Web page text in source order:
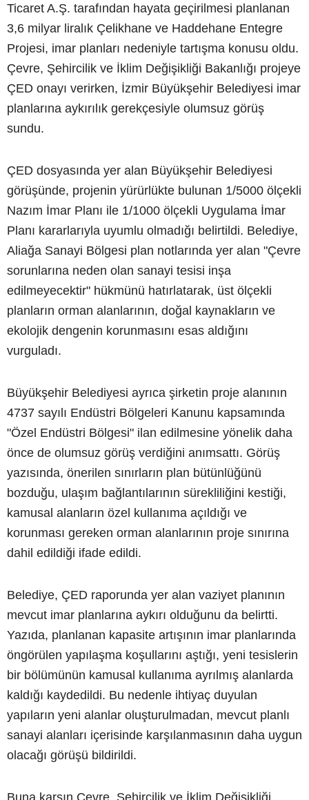
Ticaret A.Ş. tarafından hayata geçirilmesi planlanan
3,6 milyar liralık Çelikhane ve Haddehane Entegre
Projesi, imar planları nedeniyle tartışma konusu oldu.
Çevre, Şehircilik ve İklim Değişikliği Bakanlığı projeye
ÇED onayı verirken, İzmir Büyükşehir Belediyesi imar
planlarına aykırılık gerekçesiyle olumsuz görüş
sundu.
ÇED dosyasında yer alan Büyükşehir Belediyesi
görüşünde, projenin yürürlükte bulunan 1/5000 ölçekli
Nazım İmar Planı ile 1/1000 ölçekli Uygulama İmar
Planı kararlarıyla uyumlu olmadığı belirtildi. Belediye,
Aliağa Sanayi Bölgesi plan notlarında yer alan "Çevre
sorunlarına neden olan sanayi tesisi inşa
edilmeyecektir" hükmünü hatırlatarak, üst ölçekli
planların orman alanlarının, doğal kaynakların ve
ekolojik dengenin korunmasını esas aldığını
vurguladı.
Büyükşehir Belediyesi ayrıca şirketin proje alanının
4737 sayılı Endüstri Bölgeleri Kanunu kapsamında
"Özel Endüstri Bölgesi" ilan edilmesine yönelik daha
önce de olumsuz görüş verdiğini anımsattı. Görüş
yazısında, önerilen sınırların plan bütünlüğünü
bozduğu, ulaşım bağlantılarının sürekliliğini kestiği,
kamusal alanların özel kullanıma açıldığı ve
korunması gereken orman alanlarının proje sınırına
dahil edildiği ifade edildi.
Belediye, ÇED raporunda yer alan vaziyet planının
mevcut imar planlarına aykırı olduğunu da belirtti.
Yazıda, planlanan kapasite artışının imar planlarında
öngörülen yapılaşma koşullarını aştığı, yeni tesislerin
bir bölümünün kamusal kullanıma ayrılmış alanlarda
kaldığı kaydedildi. Bu nedenle ihtiyaç duyulan
yapıların yeni alanlar oluşturulmadan, mevcut planlı
sanayi alanları içerisinde karşılanmasının daha uygun
olacağı görüşü bildirildi.
Buna karşın Çevre, Şehircilik ve İklim Değişikliği